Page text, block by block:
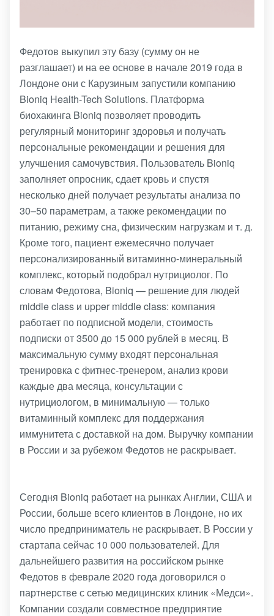
Федотов выкупил эту базу (сумму он не
разглашает) и на ее основе в начале 2019 года в
Лондоне они с Карузиным запустили компанию
Bioniq Health-Tech Solutions. Платформа
биохакинга Bioniq позволяет проводить
регулярный мониторинг здоровья и получать
персональные рекомендации и решения для
улучшения самочувствия. Пользователь Bioniq
заполняет опросник, сдает кровь и спустя
несколько дней получает результаты анализа по
30–50 параметрам, а также рекомендации по
питанию, режиму сна, физическим нагрузкам и т. д.
Кроме того, пациент ежемесячно получает
персонализированный витаминно-минеральный
комплекс, который подобрал нутрициолог. По
словам Федотова, Bioniq — решение для людей
middle class и upper middle class: компания
работает по подписной модели, стоимость
подписки от 3500 до 15 000 рублей в месяц. В
максимальную сумму входят персональная
тренировка с фитнес-тренером, анализ крови
каждые два месяца, консультации с
нутрициологом, в минимальную — только
витаминный комплекс для поддержания
иммунитета с доставкой на дом. Выручку компании
в России и за рубежом Федотов не раскрывает.
Сегодня Bioniq работает на рынках Англии, США и
России, больше всего клиентов в Лондоне, но их
число предприниматель не раскрывает. В России у
стартапа сейчас 10 000 пользователей. Для
дальнейшего развития на российском рынке
Федотов в феврале 2020 года договорился о
партнерстве с сетью медицинских клиник «Медси».
Компании создали совместное предприятие